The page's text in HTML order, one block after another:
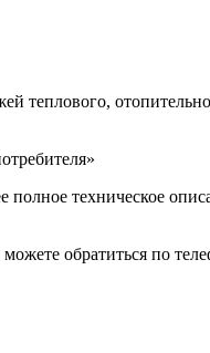
теплового,
техническое
обратиться по